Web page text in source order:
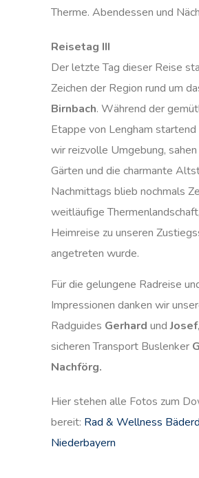
Therme. Abendessen und
Reisetag III
Der letzte Tag dieser Reise
Zeichen der Region rund um
Birnbach. Während der
Etappe von Lengham
wir reizvolle Umgebung,
Gärten und die charmante
Nachmittags blieb nochmals
weitläufige
Heimreise zu unseren
angetreten wurde.
Für die gelungene Radreise
Impressionen danken wir
Radguides Gerhard undJosef
sicheren Transport Buslenker
Nachförg.
Hier stehen alle Fotos zum
bereit: Rad & Wellness
Niederbayern